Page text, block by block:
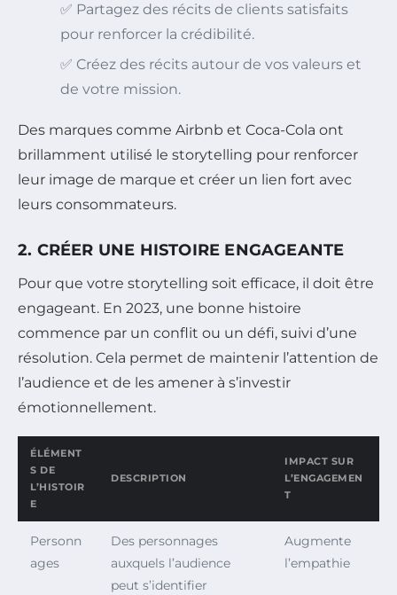
✅ Partagez des récits de clients satisfaits
pour renforcer la crédibilité.
✅ Créez des récits autour de vos valeurs et
de votre mission.
Des marques comme Airbnb et Coca-Cola ont
brillamment utilisé le storytelling pour renforcer
leur image de marque et créer un lien fort avec
leurs consommateurs.
2. CRÉER UNE HISTOIRE ENGAGEANTE
Pour que votre storytelling soit efficace, il doit être
engageant. En 2023, une bonne histoire
commence par un conflit ou un défi, suivi d’une
résolution. Cela permet de maintenir l’attention de
l’audience et de les amener à s’investir
émotionnellement.
ÉLÉMENT
S DE
L’HISTOIR
E
DESCRIPTION
IMPACT SUR
L’ENGAGEMEN
T
Personn
ages
Des personnages
auxquels l’audience
peut s’identifier
Augmente
l’empathie